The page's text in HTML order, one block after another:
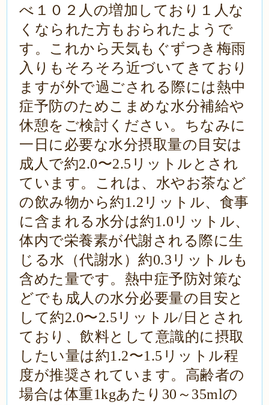
べ１０２人の増加しており１人な
くなられた方もおられたようで
す。これから天気もぐずつき梅雨
入りもそろそろ近づいてきており
ますが外で過ごされる際には熱中
症予防のためこまめな水分補給や
休憩をご検討ください。ちなみに
一日に必要な水分摂取量の目安は
成人で約2.0〜2.5 リットルとされ
ています。これは、水やお茶など
の飲み物から約1.2 リットル、食事
に含まれる水分は約1.0 リットル、
体内で栄養素が代謝される際に生
じる水（代謝水）約0.3 リットルも
含めた量です。熱中症予防対策な
どでも成人の水分必要量の目安と
して約2.0〜2.5 リットル/ 日とされ
ており、飲料として意識的に摂取
したい量は約1.2〜1.5 リットル程
度が推奨されています。高齢者の
場合は体重1kgあたり 30 ～ 35mlの